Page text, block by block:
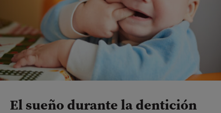
El sueño durante la dentición